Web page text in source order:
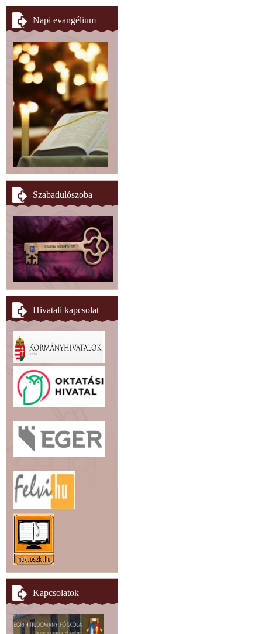
Napi evangélium
Szabadulószoba
Hivatali kapcsolat
Kapcsolatok